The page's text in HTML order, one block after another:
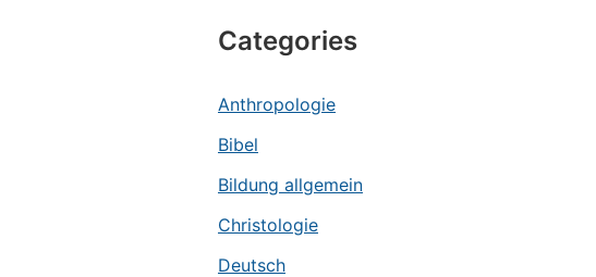
Categories
Anthropologie
Bibel
Bildung allgemein
Christologie
Deutsch